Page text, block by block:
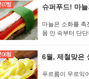
슈퍼푸드! 마
마늘은 소화를 촉
몸 안 속부터 단
6월, 제철맞은
푸르름이 무르익